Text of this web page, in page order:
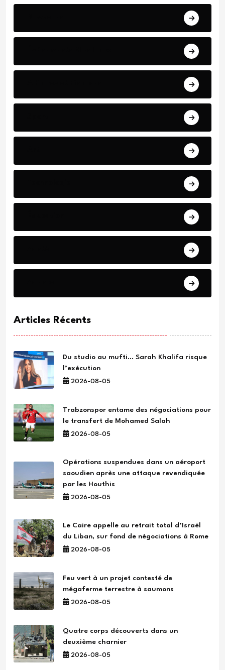
Articles Récents
Du studio au mufti… Sarah Khalifa risque
l’exécution
2026-08-05
Trabzonspor entame des négociations pour
le transfert de Mohamed Salah
2026-08-05
Opérations suspendues dans un aéroport
saoudien après une attaque revendiquée
par les Houthis
2026-08-05
Le Caire appelle au retrait total d’Israël
du Liban, sur fond de négociations à Rome
2026-08-05
Feu vert à un projet contesté de
mégaferme terrestre à saumons
2026-08-05
Quatre corps découverts dans un
deuxième charnier
2026-08-05